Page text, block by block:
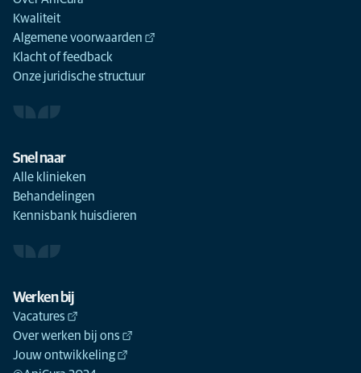
Kwaliteit
Algemene voorwaarden
Klacht of feedback
Onze juridische structuur
Snel naar
Alle klinieken
Behandelingen
Kennisbank huisdieren
Werken bij
Vacatures
Over werken bij ons
Jouw ontwikkeling